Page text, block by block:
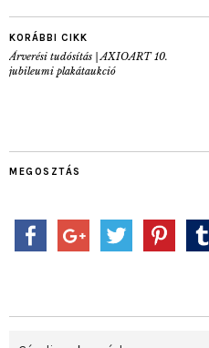
KORÁBBI CIKK
Árverési tudósítás | AXIOART 10.
jubileumi plakátaukció
MEGOSZTÁS